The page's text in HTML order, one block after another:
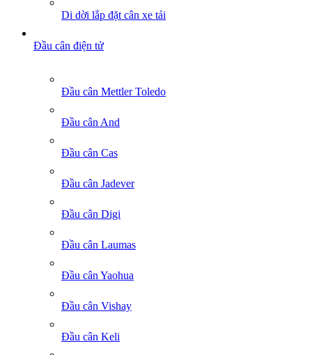
Di dời lắp đặt cân xe tải
Đầu cân điện tử
Đầu cân Mettler Toledo
Đầu cân And
Đầu cân Cas
Đầu cân Jadever
Đầu cân Digi
Đầu cân Laumas
Đầu cân Yaohua
Đầu cân Vishay
Đầu cân Keli